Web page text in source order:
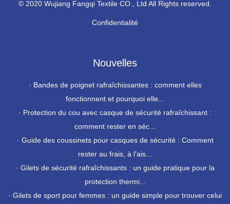
© 2020 Wujiang Fangqi Textile CO., Ltd All Rights reserved.
Confidentialité
Nouvelles
· Bandes de poignet rafraîchissantes : comment elles
fonctionnent et pourquoi elle...
· Protection du cou avec casque de sécurité rafraîchissant :
comment rester en séc...
· Guide des coussinets pour casques de sécurité : Comment
rester au frais, à l'ais...
· Gilets de sécurité rafraîchissants : un guide pratique pour la
protection thermi...
· Gilets de sport pour femmes : un guide simple pour trouver celui